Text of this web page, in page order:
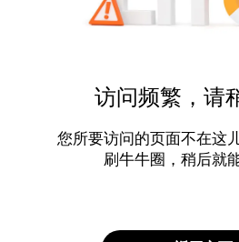
访问频繁，请
您所要访问的页面不在这
刷牛牛圈，稍后就